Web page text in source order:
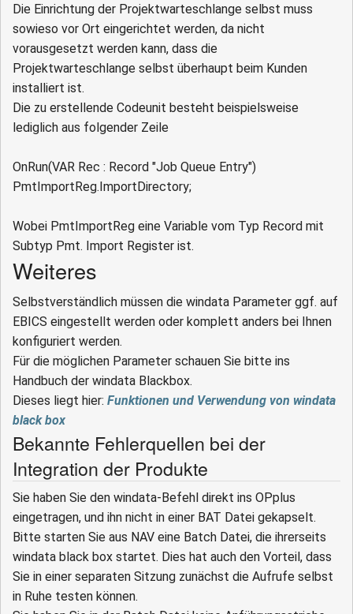
Die Einrichtung der Projektwarteschlange selbst muss
sowieso vor Ort eingerichtet werden, da nicht
vorausgesetzt werden kann, dass die
Projektwarteschlange selbst überhaupt beim Kunden
installiert ist.
Die zu erstellende Codeunit besteht beispielsweise
lediglich aus folgender Zeile
OnRun(VAR Rec : Record "Job Queue Entry")
PmtImportReg.ImportDirectory;
Wobei PmtImportReg eine Variable vom Typ Record mit
Subtyp Pmt. Import Register ist.
Weiteres
Selbstverständlich müssen die windata Parameter ggf. auf
EBICS eingestellt werden oder komplett anders bei Ihnen
konfiguriert werden.
Für die möglichen Parameter schauen Sie bitte ins
Handbuch der windata Blackbox.
Dieses liegt hier: Funktionen und Verwendung von windata
black box
Bekannte Fehlerquellen bei der
Integration der Produkte
Sie haben Sie den windata-Befehl direkt ins OPplus
eingetragen, und ihn nicht in einer BAT Datei gekapselt.
Bitte starten Sie aus NAV eine Batch Datei, die ihrerseits
windata black box startet. Dies hat auch den Vorteil, dass
Sie in einer separaten Sitzung zunächst die Aufrufe selbst
in Ruhe testen können.